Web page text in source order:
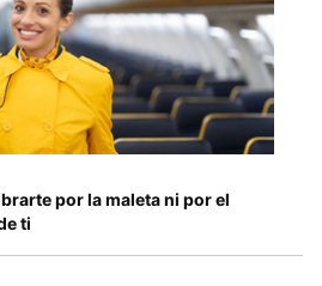
por la maleta ni por el
ti